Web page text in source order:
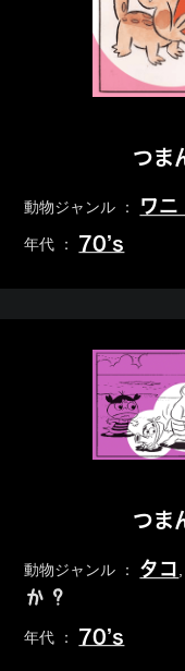
つま
動物ジャンル ： ワニ
年代 ： 70’s
つま
動物ジャンル ： タコ
か？
年代 ： 70’s